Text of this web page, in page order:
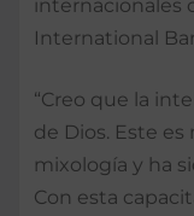
internacionales
International
“Creo que la
de Dios. Este
mixología y ha
Con esta